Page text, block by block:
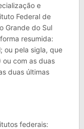
e
Federal de
Grande do Sul
resumida:
ou pela sigla, que
com as duas
duas últimas
federais: